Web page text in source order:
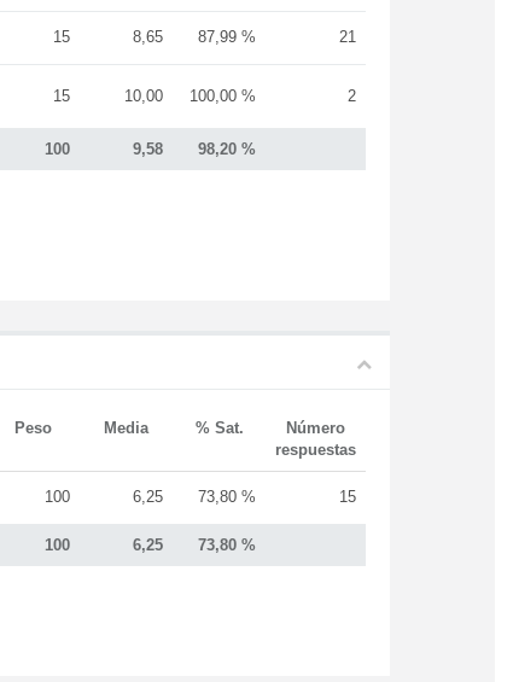
100 9,58 98,20 %
15 8,65 87,99 % 21
15 10,00 100,00 % 2
Peso Media % Sat.
Número
respuestas
100 6,25 73,80 %
100 6,25 73,80 % 15